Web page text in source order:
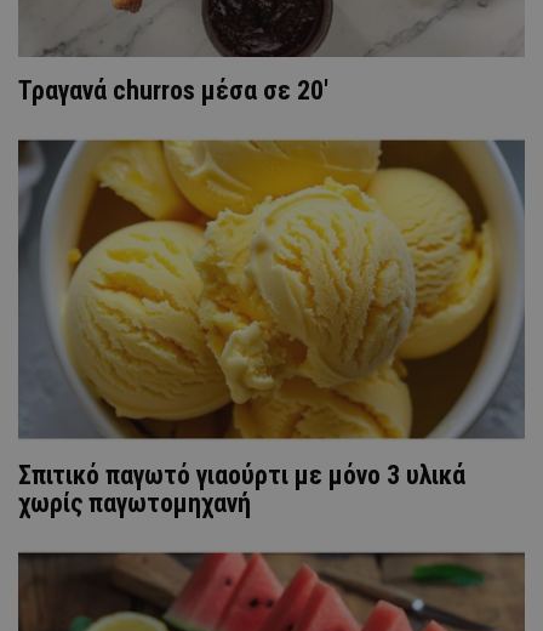
Τραγανά churros μέσα σε 20′
Σπιτικό παγωτό γιαούρτι με μόνο 3 υλικά
χωρίς παγωτομηχανή